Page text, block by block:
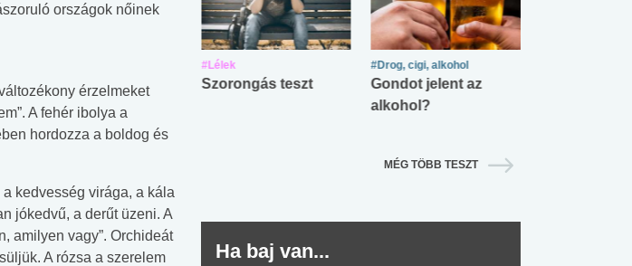
országok nőinek
érzelmeket
A fehér ibolya a
hordozza a boldog és
kedvesség virága, a kála
jókedvű, a derűt üzeni. A
amilyen vagy”. Orchideát
A rózsa a szerelem
Internet-függőség
teszt
#Lélek
Szorongás teszt
#Drog, cigi, alkohol
Gondot jelent az
alkohol?
MÉG TÖBB TESZT
Ha baj van...